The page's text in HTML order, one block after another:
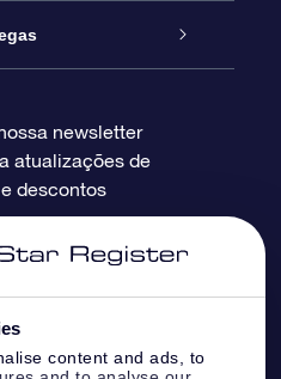
content and ads, to
newsletter
atualizações de
descontos